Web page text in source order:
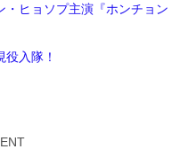
ヒョソプ主演『ホンチョン
入隊！